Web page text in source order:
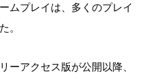
ムプレイは、多くのプレイ
。
ーアクセス版が公開以降、